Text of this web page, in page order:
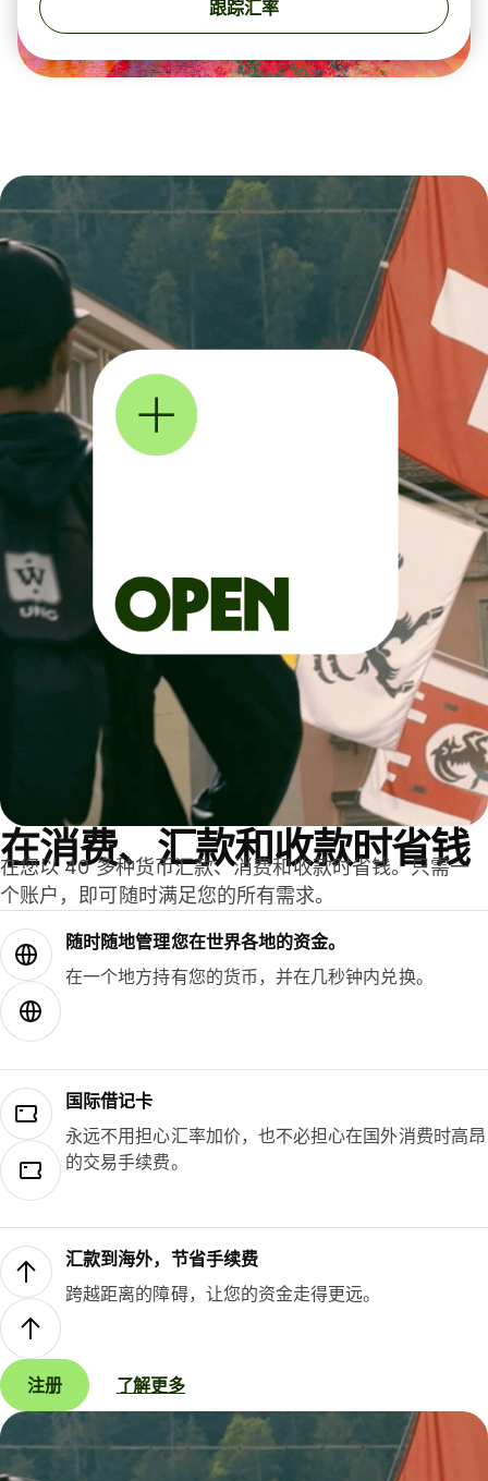
跟踪汇率
在消费、汇款和收款时省钱
在您以 40 多种货币汇款、消费和收款时省钱。只需一
个账户，即可随时满足您的所有需求。
随时随地管理您在世界各地的资金。
在一个地方持有您的货币，并在几秒钟内兑换。
国际借记卡
永远不用担心汇率加价，也不必担心在国外消费时高昂
的交易手续费。
汇款到海外，节省手续费
跨越距离的障碍，让您的资金走得更远。
注册 了解更多